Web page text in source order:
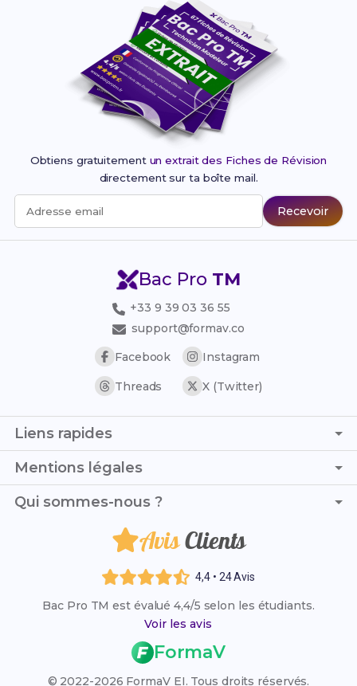
Obtiens gratuitement un extrait des Fiches de Révision
directement sur ta boîte mail.
Adresse email Recevoir
Bac Pro TM
+33 9 39 03 36 55
support@formav.co
Facebook
Instagram
Threads X (Twitter)
Liens rapides
Page d'accueil
Simulateur de notes
Trouver son stage
Trouver son alternance
Référentiel officiel
Annales et corrigés
Les Bac Pro en Industrie & Technologies
Liste des établissements
Résultats des examens 2026
Calendrier des examens 2026
Mentions légales
C.G.V. - C.G.U.
Politique de remboursement
Qui sommes-nous ?
Je suis Leo et, avec Laura, nous mettons toute notre
énergie pour t’accompagner pas à pas en Bac Pro TM
(Technicien Modeleur) et te soutenir dans chaque étape
AvisClients
4,4 • 24 Avis
Bac Pro TM est évalué 4,4/5 selon les étudiants.
Voir les avis
FormaV
© 2022-2026 FormaV EI. Tous droits réservés.